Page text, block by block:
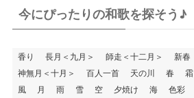
今にぴったりの和歌を探そう♪
香り 長月＜九月＞ 師走＜十二月＞ 新春
神無月＜十月＞
百人一首 天の川 春 霜
風
月 雨 雪 空 夕焼け 海 色彩